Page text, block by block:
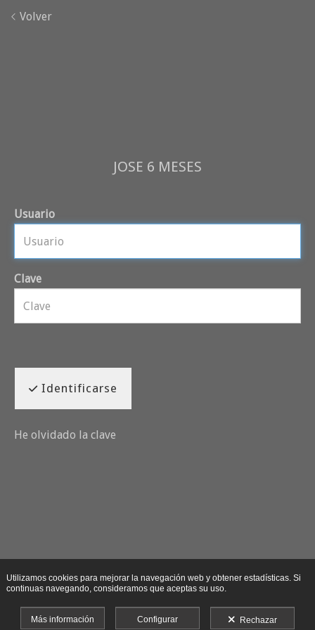
Volver
JOSE 6 MESES
Usuario
Clave
Identificarse
He olvidado la clave
Utilizamos cookies para mejorar la navegación web y obtener estadísticas. Si
continuas navegando, consideramos que aceptas su uso.
Más información Configurar Rechazar